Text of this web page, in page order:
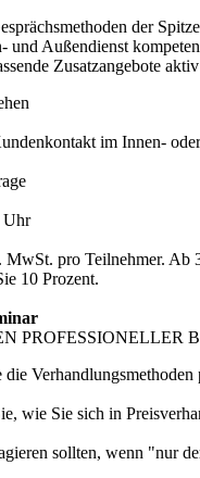
der
und Außendienst
Zusatzangebote
im Innen-
Uhr
pro Teilnehmer. Ab
10 Prozent.
PROFESSIONELLER
die
wie Sie sich in
sollten, wenn "nur